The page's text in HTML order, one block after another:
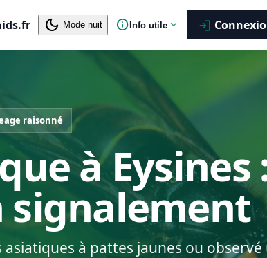
dark_mode Mode nuit infoInfo utile expand_more login
raisonné
à Eysines
signalement
à pattes jaunes ou